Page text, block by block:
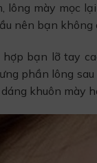
lông mày mọc
nên bạn không
bạn lỡ tay
phần lông
khuôn mày